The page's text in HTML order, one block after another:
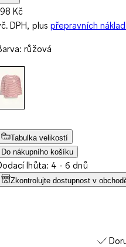
Kč
DPH, plus přepravních
: růžová
Tabulka velikostí
Do nákupního košíku
lhůta: 4 - 6 dnů
Zkontrolujte dostupnost v